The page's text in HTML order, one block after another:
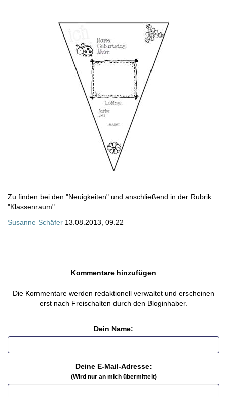
Zu finden bei den "Neuigkeiten" und anschließend in der Rubrik
"Klassenraum".
Susanne Schäfer 13.08.2013, 09.22
Kommentare hinzufügen
Die Kommentare werden redaktionell verwaltet und erscheinen
erst nach Freischalten durch den Bloginhaber.
Dein Name:
Deine E-Mail-Adresse:
(Wird nur an mich übermittelt)